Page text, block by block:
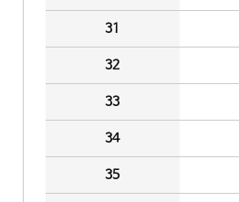
31
32
33
34
35